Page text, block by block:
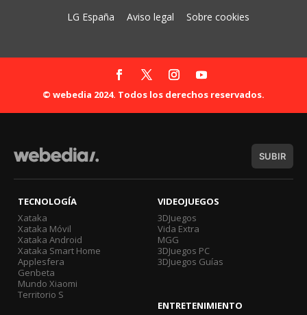
LG España Aviso legal Sobre cookies
© webedia 2024. Todos los derechos reservados.
SUBIR
TECNOLOGÍA
Xataka
Xataka Móvil
Xataka Android
Xataka Smart Home
Applesfera
Genbeta
Mundo Xiaomi
Territorio S
VIDEOJUEGOS
3DJuegos
Vida Extra
MGG
3DJuegos PC
3DJuegos Guías
ENTRETENIMIENTO